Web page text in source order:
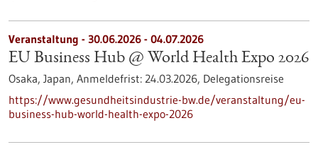
Veranstaltung - 30.06.2026 - 04.07.2026
EU Business Hub @ World Health Expo 2026
Osaka, Japan, Anmeldefrist: 24.03.2026, Delegationsreise
https://www.gesundheitsindustrie-bw.de/veranstaltung/eu-
business-hub-world-health-expo-2026